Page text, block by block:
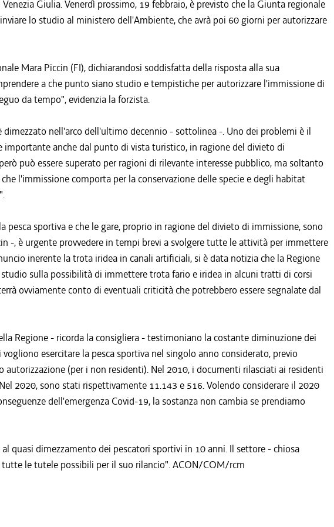
Giulia. Venerdì prossimo, 19 febbraio, è previsto che la Giunta regionale
lo studio al ministero dell'Ambiente, che avrà poi 60 giorni per autorizzare
Mara Piccin (FI), dichiarandosi soddisfatta della risposta alla sua
a che punto siano studio e tempistiche per autorizzare l'immissione di
da tempo", evidenzia la forzista.
dimezzato nell'arco dell'ultimo decennio - sottolinea -. Uno dei problemi è il
importante anche dal punto di vista turistico, in ragione del divieto di
può essere superato per ragioni di rilevante interesse pubblico, ma soltanto
l'immissione comporta per la conservazione delle specie e degli habitat
sportiva e che le gare, proprio in ragione del divieto di immissione, sono
-, è urgente provvedere in tempi brevi a svolgere tutte le attività per immettere
inerente la trota iridea in canali artificiali, si è data notizia che la Regione
sulla possibilità di immettere trota fario e iridea in alcuni tratti di corsi
ovviamente conto di eventuali criticità che potrebbero essere segnalate dal
Regione - ricorda la consigliera - testimoniano la costante diminuzione dei
esercitare la pesca sportiva nel singolo anno considerato, previo
autorizzazione (per i non residenti). Nel 2010, i documenti rilasciati ai residenti
2020, sono stati rispettivamente 11.143 e 516. Volendo considerare il 2020
dell'emergenza Covid-19, la sostanza non cambia se prendiamo
quasi dimezzamento dei pescatori sportivi in 10 anni. Il settore - chiosa
le tutele possibili per il suo rilancio". ACON/COM/rcm